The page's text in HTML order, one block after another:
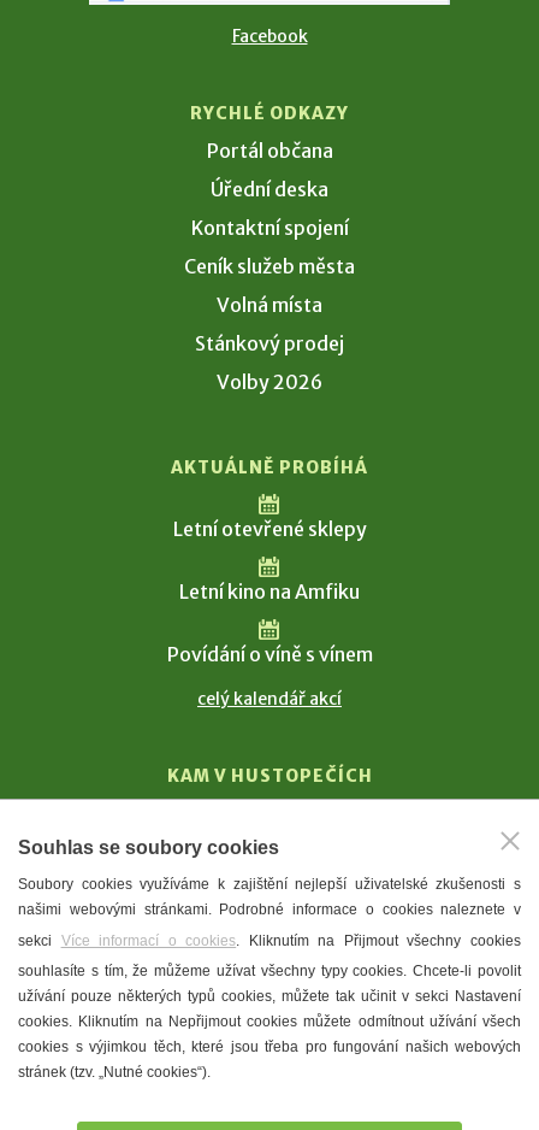
Facebook
RYCHLÉ ODKAZY
Portál občana
Úřední deska
Kontaktní spojení
Ceník služeb města
Volná místa
Stánkový prodej
Volby 2026
AKTUÁLNĚ PROBÍHÁ
Letní otevřené sklepy
Letní kino na Amfiku
Povídání o víně s vínem
celý kalendář akcí
KAM V HUSTOPEČÍCH
T. G. Masaryk
Mandloně
Ubytování
Restaurace
Městské muzeum a galerie
Denní meníčka
Souhlas se soubory cookies
Soubory cookies využíváme k zajištění nejlepší uživatelské zkušenosti s
našimi webovými stránkami. Podrobné informace o cookies naleznete v
sekci Více informací o cookies. Kliknutím na Přijmout všechny cookies
souhlasíte s tím, že můžeme užívat všechny typy cookies. Chcete-li povolit
užívání pouze některých typů cookies, můžete tak učinit v sekci Nastavení
cookies. Kliknutím na Nepřijmout cookies můžete odmítnout užívání všech
cookies s výjimkou těch, které jsou třeba pro fungování našich webových
stránek (tzv. „Nutné cookies“).